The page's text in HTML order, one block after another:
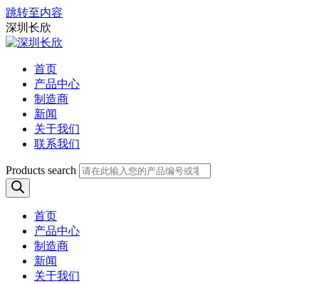
跳转至内容
深圳长欣
首页
产品中心
制造商
新闻
关于我们
联系我们
Products search
首页
产品中心
制造商
新闻
关于我们